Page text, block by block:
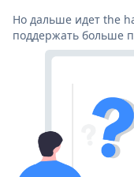
Но дальше идет the
поддержать больше